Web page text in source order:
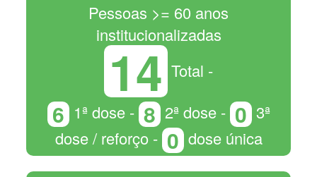
Pessoas >= 60 anos
institucionalizadas
14 Total -
6 1ª dose - 8 2ª dose - 0 3ª
dose / reforço - 0 dose única